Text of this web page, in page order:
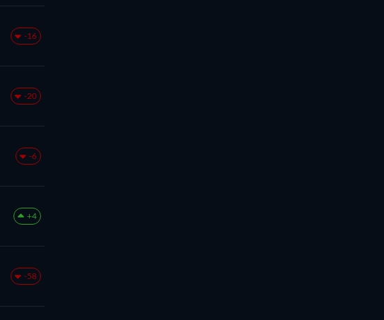
-16
-20
-6
+4
-58